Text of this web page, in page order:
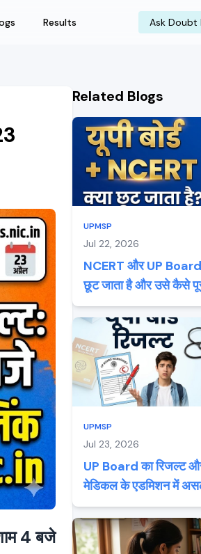
Results Ask Doubt
4 बजे
Related Blogs
UPMSP
Jul 22, 2026
NCERT और UP Board
छूट जाता है और उसे कैसे
UPMSP
Jul 23, 2026
UP Board का रिजल्ट
मेडिकल के एडमिशन में